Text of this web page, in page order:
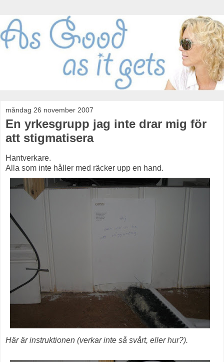
måndag 26 november 2007
En yrkesgrupp jag inte drar mig för
att stigmatisera
Hantverkare.
Alla som inte håller med räcker upp en hand.
Här är instruktionen (verkar inte så svårt, eller hur?).